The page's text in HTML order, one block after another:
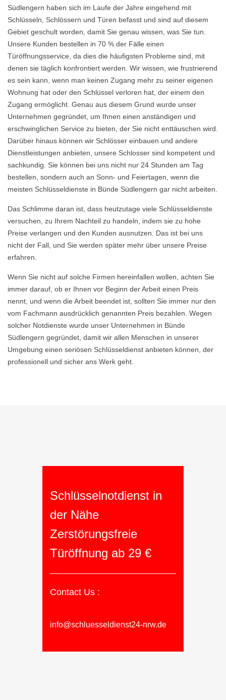
Südlengern haben sich im Laufe der Jahre eingehend mit
Schlüsseln, Schlössern und Türen befasst und sind auf diesem
Gebiet geschult worden, damit Sie genau wissen, was Sie tun.
Unsere Kunden bestellen in 70 % der Fälle einen
Türöffnungsservice, da dies die häufigsten Probleme sind, mit
denen sie täglich konfrontiert werden. Wir wissen, wie frustrierend
es sein kann, wenn man keinen Zugang mehr zu seiner eigenen
Wohnung hat oder den Schlüssel verloren hat, der einem den
Zugang ermöglicht. Genau aus diesem Grund wurde unser
Unternehmen gegründet, um Ihnen einen anständigen und
erschwinglichen Service zu bieten, der Sie nicht enttäuschen wird.
Darüber hinaus können wir Schlösser einbauen und andere
Dienstleistungen anbieten, unsere Schlosser sind kompetent und
sachkundig. Sie können bei uns nicht nur 24 Stunden am Tag
bestellen, sondern auch an Sonn- und Feiertagen, wenn die
meisten Schlüsseldienste in Bünde Südlengern gar nicht arbeiten.
Das Schlimme daran ist, dass heutzutage viele Schlüsseldienste
versuchen, zu Ihrem Nachteil zu handeln, indem sie zu hohe
Preise verlangen und den Kunden ausnutzen. Das ist bei uns
nicht der Fall, und Sie werden später mehr über unsere Preise
erfahren.
Wenn Sie nicht auf solche Firmen hereinfallen wollen, achten Sie
immer darauf, ob er Ihnen vor Beginn der Arbeit einen Preis
nennt, und wenn die Arbeit beendet ist, sollten Sie immer nur den
vom Fachmann ausdrücklich genannten Preis bezahlen. Wegen
solcher Notdienste wurde unser Unternehmen in Bünde
Südlengern gegründet, damit wir allen Menschen in unserer
Umgebung einen seriösen Schlüsseldienst anbieten können, der
professionell und sicher ans Werk geht.
Schlüsselnotdienst in
der Nähe
Zerstörungsfreie
Türöffnung ab 29 €
Contact Us :
info@schluesseldienst24-nrw.de